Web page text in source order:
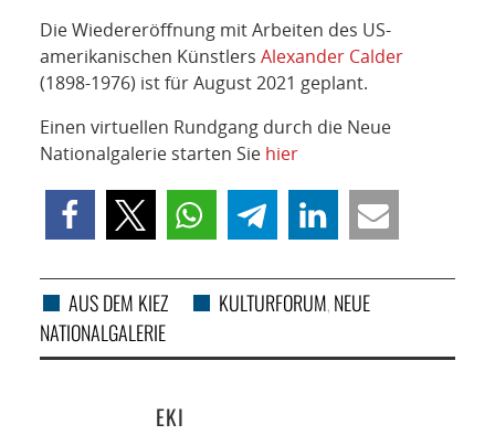
Die Wiedereröffnung mit Arbeiten des US-
amerikanischen Künstlers Alexander Calder
(1898-1976) istfür August 2021 geplant.
Einen virtuellen Rundgang durch die Neue
Nationalgalerie starten Sie hier
AUS DEM KIEZ KULTURFORUM, NEUE
NATIONALGALERIE
EKI